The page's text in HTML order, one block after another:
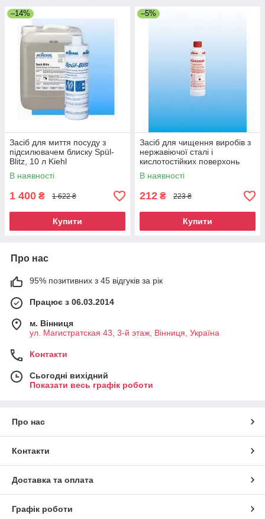
–14%
Засіб для миття посуду з
підсилювачем блиску Spül-
Blitz, 10 л Kiehl
В наявності
1 400 ₴ 1 622 ₴
Купити
–5%
Засіб для чищення виробів з
нержавіючої сталі і
кислотостійких поверхонь
Vinoxin,500 мл Kiehl
В наявності
212 ₴ 223 ₴
Купити
Про нас
95% позитивних з 45 відгуків за рік
Працює з 06.03.2014
м. Вінниця
ул. Магистратская 43, 3-й этаж, Вінниця, Україна
Контакти
Сьогодні вихідний
Показати весь графік роботи
Про нас
Контакти
Доставка та оплата
Графік роботи